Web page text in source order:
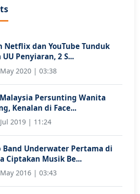
Netflix dan YouTube Tunduk
UU Penyiaran, 2 S...
2020 | 03:38
Persunting Wanita
Kenalan di Face...
2019 | 11:24
Band Underwater Pertama di
Ciptakan Musik Be...
2016 | 03:43